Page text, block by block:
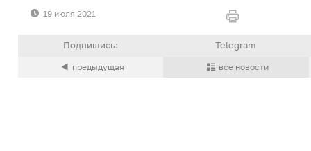
19 июля 2021